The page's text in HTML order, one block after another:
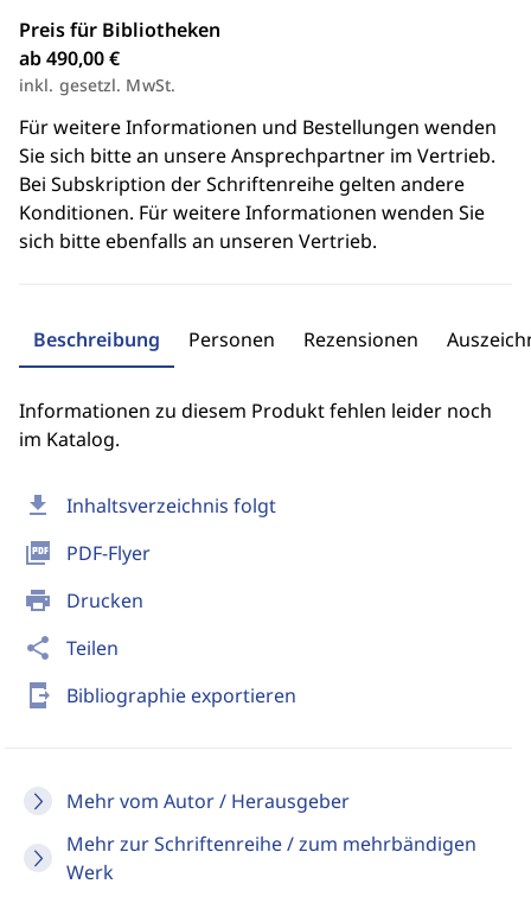
download Inhaltsverzeichnis folgt
picture_as_pdf PDF-Flyer
print Drucken
share Teilen
send_to_mobile Bibliographie exportieren
Mehr vom Autor / Herausgeber
Mehr zur Schriftenreihe / zum mehrbändigen
Werk
Preis für Bibliotheken
ab 490,00 €
inkl. gesetzl. MwSt.
Für weitere Informationen und Bestellungen wenden
Sie sich bitte an unsere Ansprechpartner im Vertrieb.
Bei Subskription der Schriftenreihe gelten andere
Konditionen. Für weitere Informationen wenden Sie
sich bitte ebenfalls an unseren Vertrieb.
Beschreibung Personen Rezensionen
Informationen zu diesem Produkt fehlen leider noch
im Katalog.